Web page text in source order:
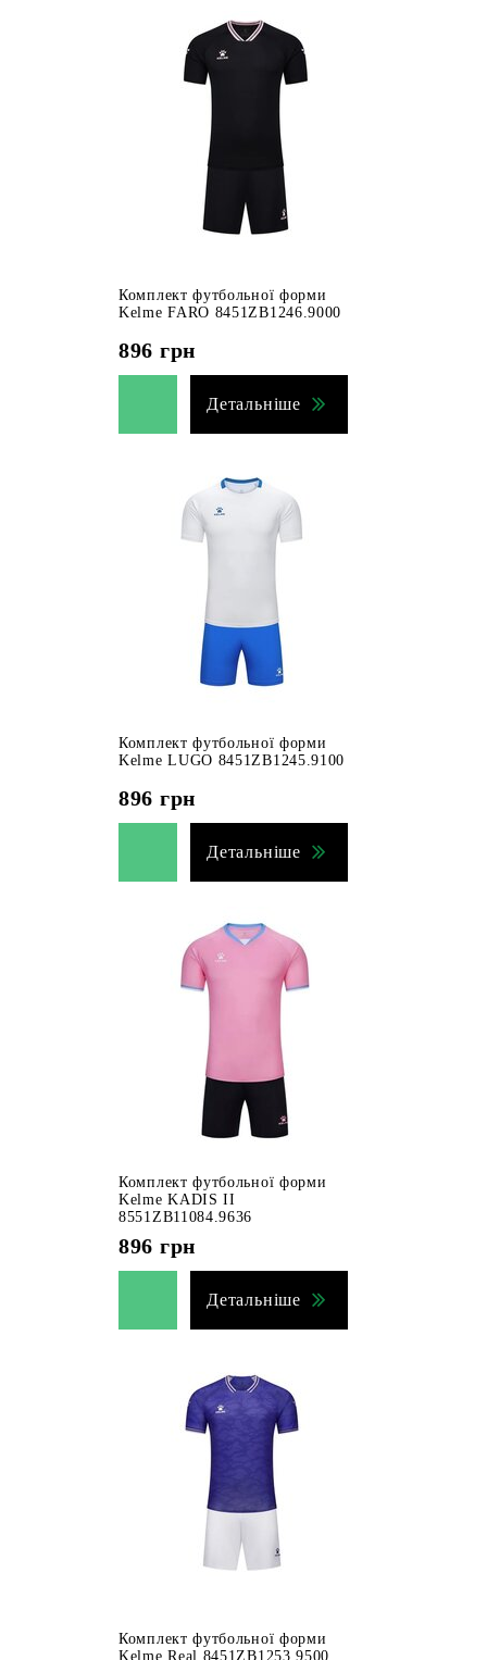
Комплект футбольної форми
Kelme FARO 8451ZB1246.9000
896 грн
Детальніше
Комплект футбольної форми
Kelme LUGO 8451ZB1245.9100
896 грн
Детальніше
Комплект футбольної форми
Kelme KADIS II
8551ZB11084.9636
896 грн
Детальніше
Комплект футбольної форми
Kelme Real 8451ZB1253.9500